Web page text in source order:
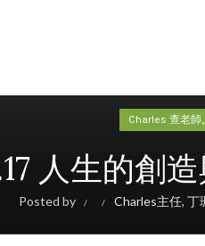
Charles 查老師,
人生的創
Posted by Charles主任, 丁